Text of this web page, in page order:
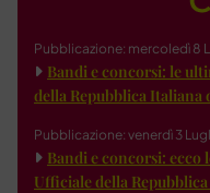
Pubblicazione: mercoledì 8
Bandi e concorsi: le
della Repubblica Italiana
Pubblicazione: venerdì 3
Bandi e concorsi: ecco
Ufficiale della